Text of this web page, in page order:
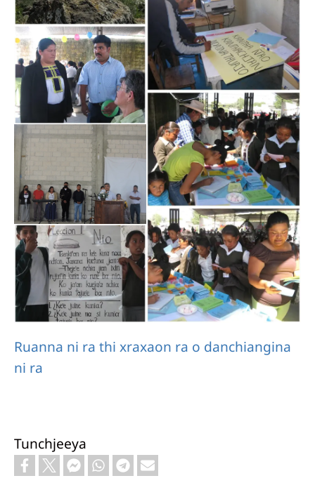
Ruanna ni ra thi xraxaon ra o danchiangina
ni ra
Tunchjeeya